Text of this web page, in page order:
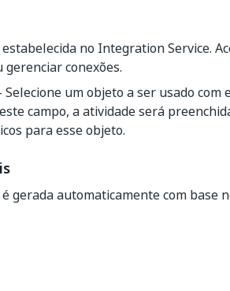
estabelecida no Integration Service.
conexões.
um objeto a ser usado com
campo, a atividade será
para esse objeto.
gerada automaticamente com base